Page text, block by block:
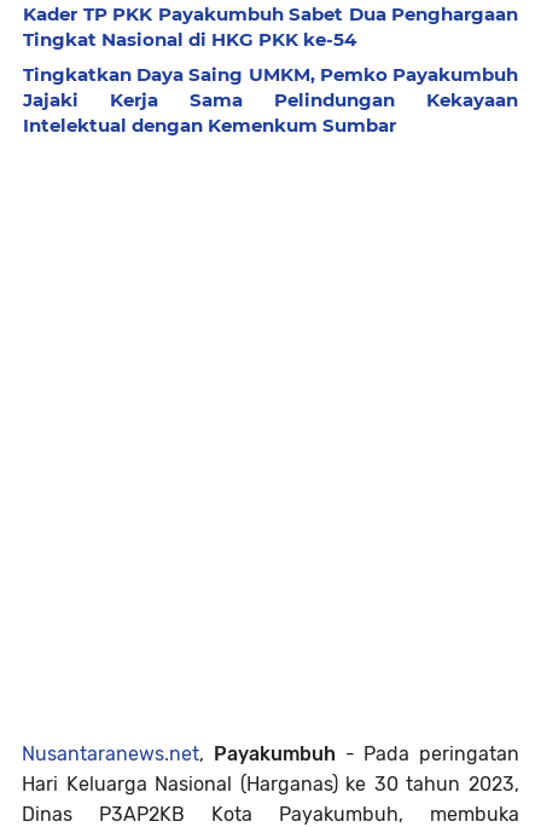
Kader TP PKK Payakumbuh Sabet Dua Penghargaan
Tingkat Nasional di HKG PKK ke-54
Tingkatkan Daya Saing UMKM, Pemko Payakumbuh
Jajaki Kerja Sama Pelindungan Kekayaan
Intelektual dengan Kemenkum Sumbar
Nusantaranews.net, Payakumbuh- Pada peringatan
Hari Keluarga Nasional (Harganas) ke 30 tahun 2023,
Dinas P3AP2KB Kota Payakumbuh, membuka